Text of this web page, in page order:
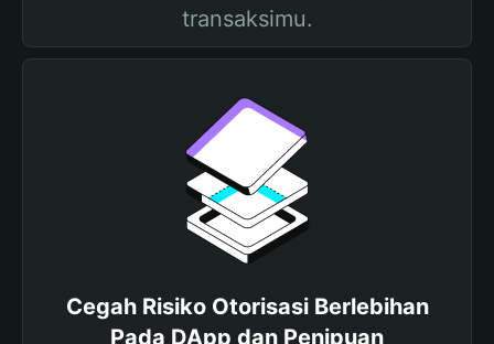
transaksimu.
Cegah Risiko Otorisasi Berlebihan
Pada DApp dan Penipuan